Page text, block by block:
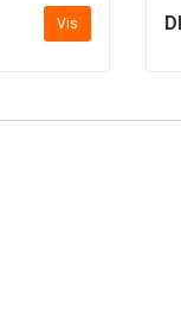
Vis